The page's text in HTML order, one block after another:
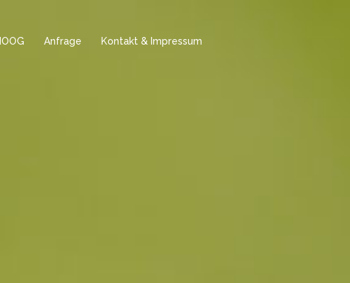
Anfrage Kontakt & Impressum